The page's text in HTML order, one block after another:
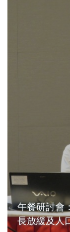
午餐研討會
長放緩及人